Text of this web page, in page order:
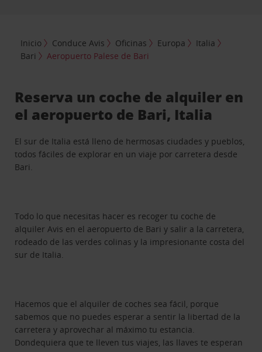
Inicio Conduce Avis Oficinas Europa
Italia
Bari
Aeropuerto Palese de Bari
Reserva un coche de alquiler en
el aeropuerto de Bari, Italia
El sur de Italia está lleno de hermosas ciudades y pueblos,
todos fáciles de explorar en un viaje por carretera desde
Bari.
Todo lo que necesitas hacer es recoger tu coche de
alquiler Avis en el aeropuerto de Bari y salir a la carretera,
rodeado de las verdes colinas y la impresionante costa del
sur de Italia.
Hacemos que el alquiler de coches sea fácil, porque
sabemos que no puedes esperar a sentir la libertad de la
carretera y aprovechar al máximo tu estancia.
Dondequiera que te lleven tus viajes, las llaves te esperan